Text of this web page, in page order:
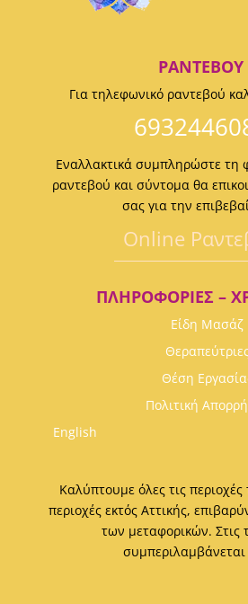
ΡΑΝΤΕΒΟΎ
Για τηλεφωνικό ραντεβού
Εναλλακτικά συμπληρώστε τη
ραντεβού και σύντομα θα
σας για την
Οnline
ΠΛΗΡΟΦΟΡΊΕΣ –
Είδη Μασάζ
Θέση
Πολιτική
English
Καλύπτουμε όλες τις περιοχές
περιοχές εκτός Αττικής,
των μεταφορικών. Στις